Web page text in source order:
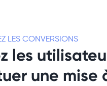
LES CONVERSIONS
les
une mise